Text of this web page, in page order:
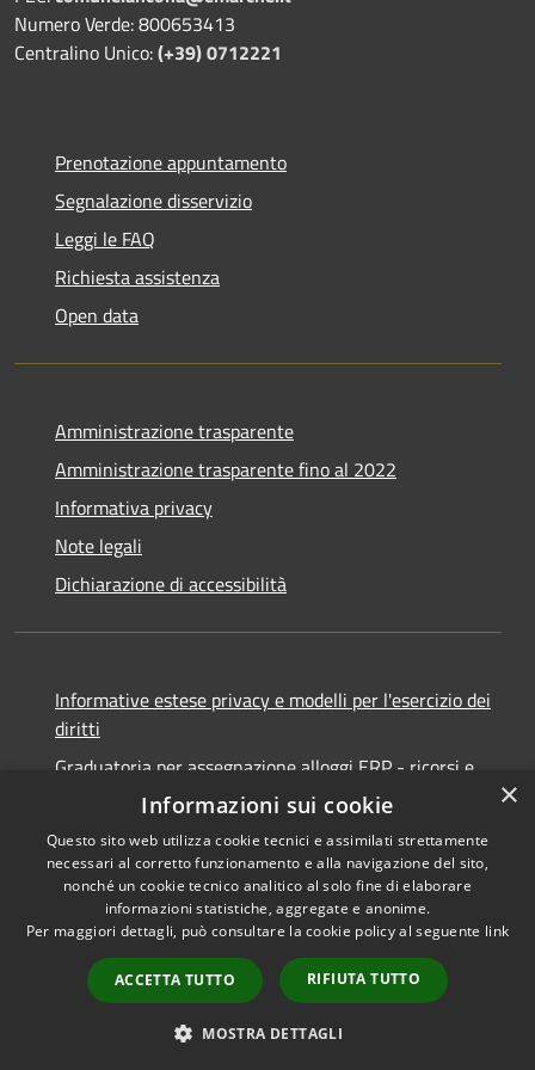
Numero Verde: 800653413
Centralino Unico:(+39) 0712221
Prenotazione appuntamento
Segnalazione disservizio
Leggi le FAQ
Richiesta assistenza
Open data
Amministrazione trasparente
Amministrazione trasparente fino al 2022
Informativa privacy
Note legali
Dichiarazione di accessibilità
Informative estese privacy e modelli per l'esercizio dei
diritti
Graduatoria per assegnazione alloggi ERP - ricorsi e
Accessibilità
Copyright © 2026 • Comune di
Ancona • Powered by
Municipium•
Accesso
redazione
×
Informazioni sui cookie
Questo sito web utilizza cookie tecnici e assimilati strettamente
necessari al corretto funzionamento e alla navigazione del sito,
nonché un cookie tecnico analitico al solo fine di elaborare
informazioni statistiche, aggregate e anonime.
Per maggiori dettagli, può consultare la cookie policy al seguente link
ACCETTA TUTTO RIFIUTA TUTTO
MOSTRA DETTAGLI